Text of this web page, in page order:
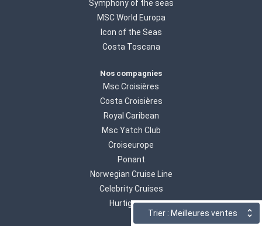
Trier : Meilleures ventes
Symphony of the seas
MSC World Europa
Icon of the Seas
Costa Toscana
Nos compagnies
Msc Croisières
Costa Croisières
Royal Caribean
Msc Yatch Club
Croiseurope
Ponant
Norwegian Cruise Line
Celebrity Cruises
Hurtigruten